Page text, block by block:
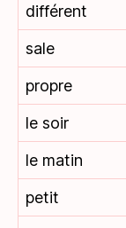
différent
sale
propre
le soir
le matin
petit